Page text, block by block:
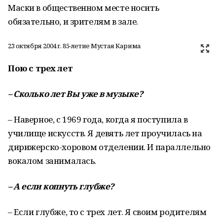
Маски в общественном месте носить
обязательно, и зрителям в зале.
23 октября 2004 г. 85-летие Мустая Карима
Поюс трехлет
–СкольколетВы ужевмузыке?
– Наверное, с 1969 года, когда я поступила в
училище искусств. Я девять лет проучилась на
дирижерско-хоровом отделении. И параллельно
вокалом занималась.
–Аесликопнутьглубже?
– Если глубже, то с трех лет. Я своим родителям